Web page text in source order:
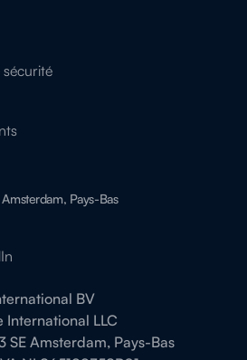
Pays-Bas
BV
International LLC
SE Amsterdam, Pays-Bas